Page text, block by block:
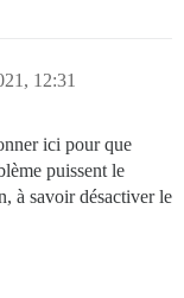
12:31
ici pour que
puissent le
à savoir désactiver le